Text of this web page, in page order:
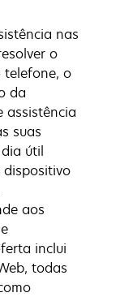
nas
o
telefone, o
da
assistência
suas
útil
aos
inclui
todas